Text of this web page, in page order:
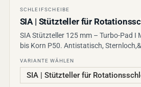
SCHLEIFSCHEIBE
SIA | Stützteller für
SIA Stützteller 125 mm – Turbo-Pad I
bis Korn P50. Antistatisch,
VARIANTE WÄHLEN